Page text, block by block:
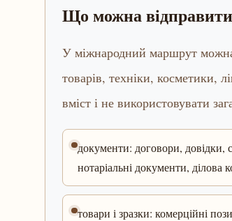
Що можна
У міжнародний маршрут
товарів, техніки, косметики,
вміст і не використовувати
документи: договори, довідки,
нотаріальні документи, ділова
товари і зразки: комерційні